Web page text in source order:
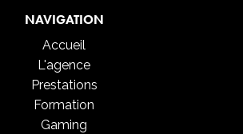
NAVIGATION
Accueil
L'agence
Prestations
Formation
Gaming